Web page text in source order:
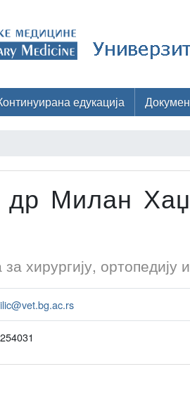
едукација
др Милан
хирургију, ортопедију